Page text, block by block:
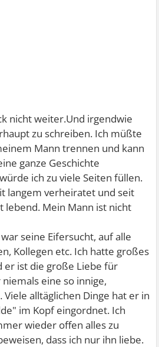
nicht weiter.Und irgendwie
zu schreiben. Ich müßte
Mann trennen und kann
ganze Geschichte
ich zu viele Seiten füllen.
langem verheiratet und seit
lebend. Mein Mann ist nicht
seine Eifersucht, auf alle
Kollegen etc. Ich hatte großes
er ist die große Liebe für
eine so innige,
Viele alltäglichen Dinge hat er in
im Kopf eingordnet. Ich
wieder offen alles zu
dass ich nur ihn liebe.